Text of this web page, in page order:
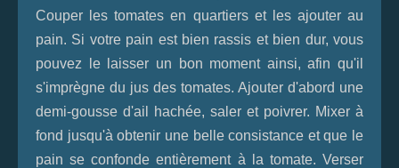
Couper les tomates en quartiers et les ajouter au
pain. Si votre pain est bien rassis et bien dur, vous
pouvez le laisser un bon moment ainsi, afin qu'il
s'imprègne du jus des tomates. Ajouter d'abord une
demi-gousse d'ail hachée, saler et poivrer. Mixer à
fond jusqu'à obtenir une belle consistance et que le
pain se confonde entièrement à la tomate. Verser